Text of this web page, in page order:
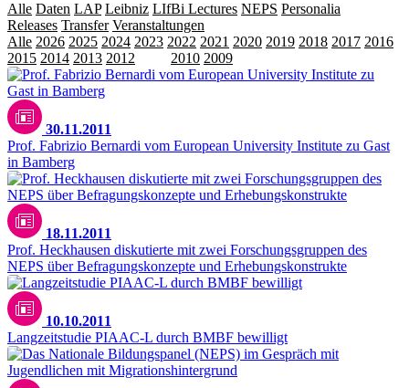
Alle Daten LAP Leibniz LIfBi Lectures NEPS Personalia
Releases Transfer Veranstaltungen
Alle 2026 2025 2024 2023 2022 2021 2020 2019 2018 2017 2016
2015 2014 2013 2012 2010 2009
30.11.2011
Prof. Fabrizio Bernardi vom European University Institute zu Gast
in Bamberg
18.11.2011
Prof. Heckhausen diskutierte mit zwei Forschungsgruppen des
NEPS über Befragungskonzepte und Erhebungskonstrukte
10.10.2011
Langzeitstudie PIAAC-L durch BMBF bewilligt